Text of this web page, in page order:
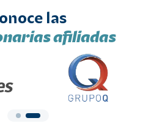
las
afiliadas